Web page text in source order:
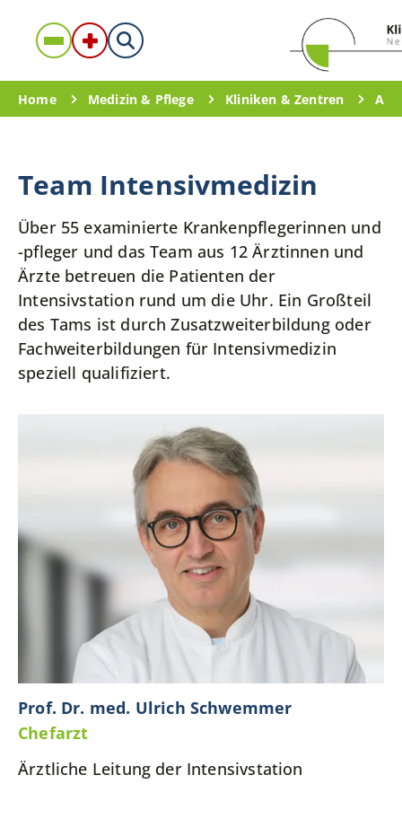
Home Medizin & Pflege Kliniken & Zentren
Team Intensivmedizin
Über 55 examinierte Krankenpflegerinnen und
-pfleger und das Team aus 12 Ärztinnen und
Ärzte betreuen die Patienten der
Intensivstation rund um die Uhr. Ein Großteil
des Tams ist durch Zusatzweiterbildung oder
Fachweiterbildungen für Intensivmedizin
speziell qualifiziert.
Prof. Dr. med. Ulrich Schwemmer
Chefarzt
Ärztliche Leitung der Intensivstation